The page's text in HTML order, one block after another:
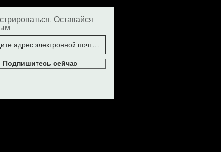
Оставайся
Подпишитесь сейчас